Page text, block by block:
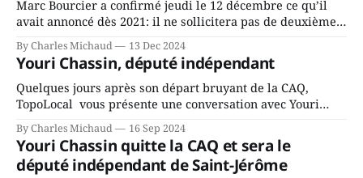
Marc Bourcier a confirmé jeudi le 12 décembre ce qu’il
avait annoncé dès 2021: il ne sollicitera pas de deuxième
mandat à titre de maire de Saint-Jérôme. Bourcier en a
fait l’annonce en s’adressant aux employés de la ville,
rassemblés en soirée pour leur traditionnel souper
By Charles Michaud 13 Dec 2024
Youri Chassin, député indépendant
Quelques jours après son départ bruyant de la CAQ,
TopoLocal vous présente une conversation avec Youri
Chassin. Nous avons causé de sa décision. Y songeait-il
depuis longtemps? Sera-t-il candidat indépendant dans 2
ans? Joindrait-il un autre parti, par exemple les
conservateurs d’Éric Duhaime? Que lui
By Charles Michaud 16 Sep 2024
Youri Chassin quitte la CAQ et sera le
député indépendant de Saint-Jérôme